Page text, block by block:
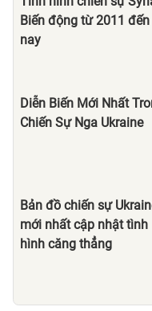
Biến động từ 2011 đến
nay
Diễn Biến Mới Nhất
Chiến Sự Nga Ukraine
Bản đồ chiến sự
mới nhất cập nhật tình
hình căng thẳng